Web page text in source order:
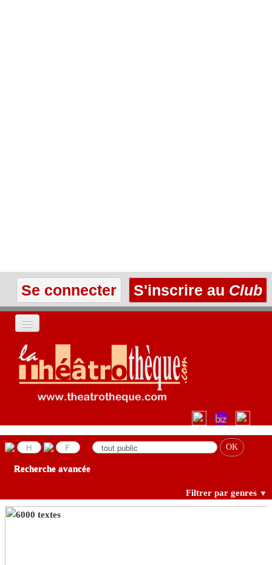
Se connecter S'inscrire au Club
ACCUEIL
LES TEXTES
LES ANNONCES
Recherche avancée
Filtrer par genres ▼